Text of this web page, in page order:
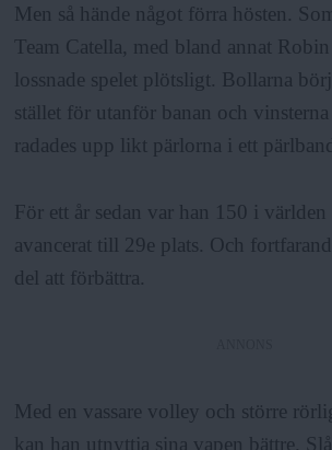
Men så hände något förra hösten.
Team Catella, med bland annat
lossnade spelet plötsligt. Bollarna
stället för utanför banan och
radades upp likt pärlorna i ett
För ett år sedan var han 150 i världen
avancerat till 29e plats. Och
del att förbättra.
Med en vassare volley och större
kan han utnyttja sina vapen bättre.